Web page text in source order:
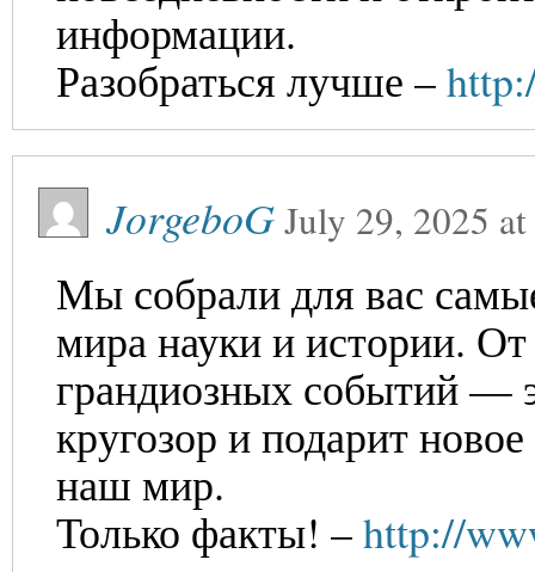
информации.
Разобраться лучше –
JorgeboGJuly 29, 2025 at
Мы собрали для вас
мира науки и истории.
грандиозных событий —
кругозор и подарит
наш мир.
Только факты! –http://